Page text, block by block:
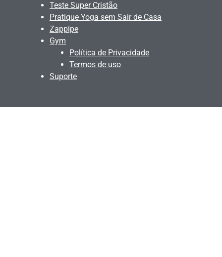
Teste Super Cristão
Pratique Yoga sem Sair de Casa
Zappipe
Gym
Política de Privacidade
Termos de uso
Suporte